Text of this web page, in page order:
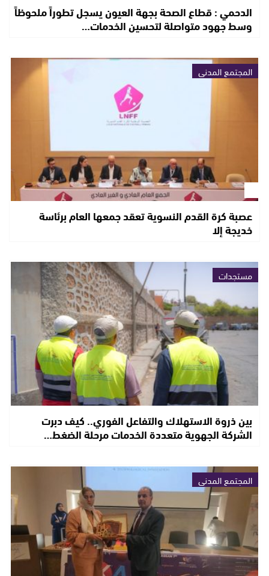
الدحمي : قطاع الصحة بجهة العيون يسجل تطوراً ملحوظاً
وسط جهود متواصلة لتحسين الخدمات…
المجتمع المدني
عصبة كرة القدم النسوية تعقد جمعها العام برئاسة
خديجة إلا
مستجدات
بين ذروة الاستهلاك والتفاعل الفوري.. كيف دبرت
الشركة الجهوية متعددة الخدمات مرحلة الضغط…
المجتمع المدني